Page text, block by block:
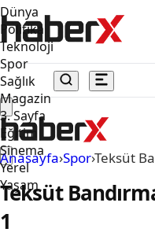
Dünya
Politika
Teknoloji
Spor
Sağlık
Magazin
3. Sayfa
Eğitim
Sinema
Yerel
Yaşam
Anasayfa›Spor›Teksüt
Teksüt
1